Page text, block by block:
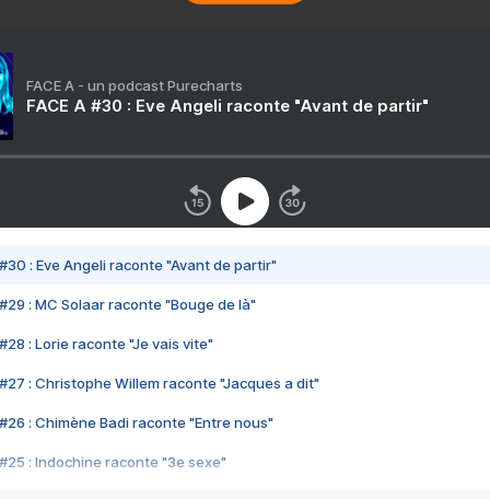
FACE A - un podcast Purecharts
FACE A #30 : Eve Angeli raconte "Avant de partir"
#30 : Eve Angeli raconte "Avant de partir"
#29 : MC Solaar raconte "Bouge de là"
#28 : Lorie raconte "Je vais vite"
#27 : Christophe Willem raconte "Jacques a dit"
#26 : Chimène Badi raconte "Entre nous"
#25 : Indochine raconte "3e sexe"